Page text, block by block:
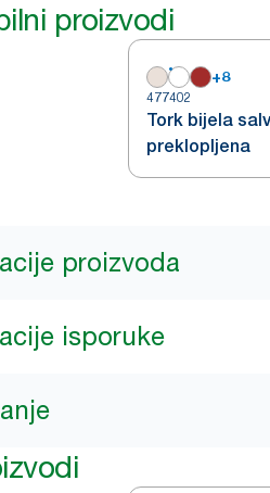
proizvodi
+8
477402
Tork bijela
preklopljena
proizvoda
isporuke